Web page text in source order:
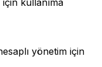
yönetim için